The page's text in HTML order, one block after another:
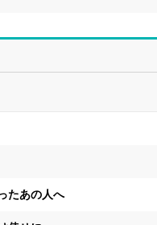
たあの人へ